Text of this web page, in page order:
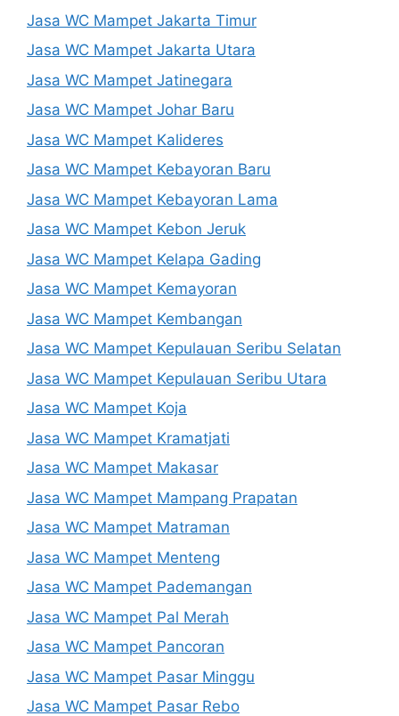
Jasa WC Mampet Jakarta Timur
Jasa WC Mampet Jakarta Utara
Jasa WC Mampet Jatinegara
Jasa WC Mampet Johar Baru
Jasa WC Mampet Kalideres
Jasa WC Mampet Kebayoran Baru
Jasa WC Mampet Kebayoran Lama
Jasa WC Mampet Kebon Jeruk
Jasa WC Mampet Kelapa Gading
Jasa WC Mampet Kemayoran
Jasa WC Mampet Kembangan
Jasa WC Mampet Kepulauan Seribu Selatan
Jasa WC Mampet Kepulauan Seribu Utara
Jasa WC Mampet Koja
Jasa WC Mampet Kramatjati
Jasa WC Mampet Makasar
Jasa WC Mampet Mampang Prapatan
Jasa WC Mampet Matraman
Jasa WC Mampet Menteng
Jasa WC Mampet Pademangan
Jasa WC Mampet Pal Merah
Jasa WC Mampet Pancoran
Jasa WC Mampet Pasar Minggu
Jasa WC Mampet Pasar Rebo